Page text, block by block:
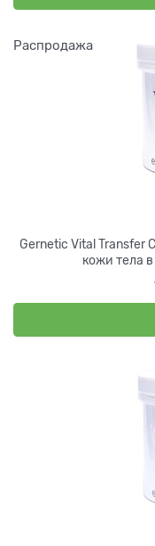
Распродажа
Gernetic Vital Transfer
кожи тела